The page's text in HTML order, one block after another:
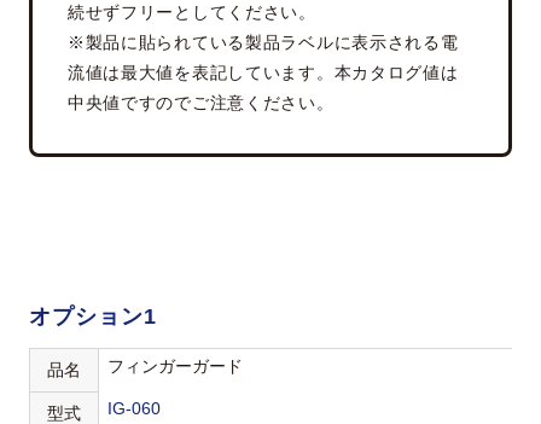
続せずフリーとしてください。
※製品に貼られている製品ラベルに表示される電
流値は最大値を表記しています。本カタログ値は
中央値ですのでご注意ください。
オプション1
品名 フィンガーガード
型式 IG-060